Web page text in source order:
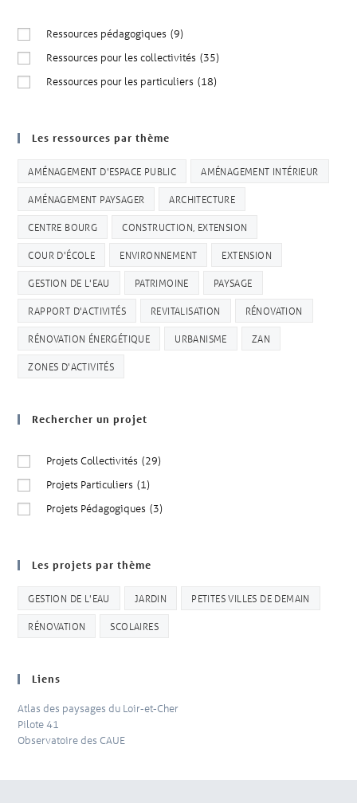
Ressources pédagogiques (9)
Ressources pour les collectivités (35)
Ressources pour les particuliers (18)
Les ressources par thème
AMÉNAGEMENT D'ESPACE PUBLIC AMÉNAGEMENT INTÉRIEUR
AMÉNAGEMENT PAYSAGER ARCHITECTURE
CENTRE BOURG CONSTRUCTION, EXTENSION
COUR D'ÉCOLE ENVIRONNEMENT EXTENSION
GESTION DE L'EAU PATRIMOINE PAYSAGE
RAPPORT D'ACTIVITÉS REVITALISATION RÉNOVATION
RÉNOVATION ÉNERGÉTIQUE URBANISME ZAN
ZONES D'ACTIVITÉS
Rechercher un projet
Projets Collectivités (29)
Projets Particuliers (1)
Projets Pédagogiques (3)
Les projets par thème
GESTION DE L'EAU JARDIN PETITES VILLES DE DEMAIN
RÉNOVATION SCOLAIRES
Liens
Atlas des paysages du Loir-et-Cher
Pilote 41
Observatoire des CAUE